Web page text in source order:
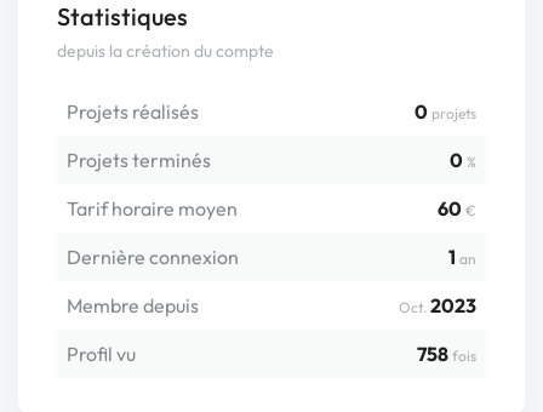
Statistiques
depuis la création du compte
Projets réalisés 0 projets
Projets terminés 0 %
Tarif horaire moyen 60 €
Dernière connexion 1 an
Membre depuis Oct. 2023
Profil vu
758 fois